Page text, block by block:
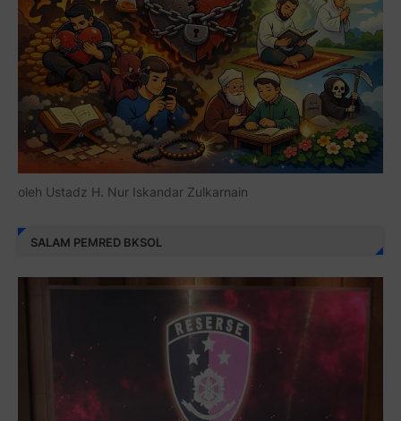
oleh Ustadz H. Nur Iskandar Zulkarnain
SALAM PEMRED BKSOL